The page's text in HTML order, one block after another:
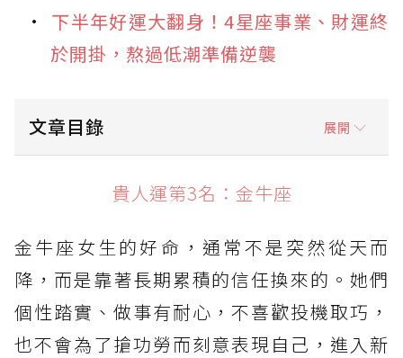
下半年好運大翻身！4星座事業、財運終
於開掛，熬過低潮準備逆襲
文章目錄 展開
貴人運第3名：金牛座
貴人運第1名：天秤座
貴人運第3名：金牛座
金牛座女生的好命，通常不是突然從天而
降，而是靠著長期累積的信任換來的。她們
個性踏實、做事有耐心，不喜歡投機取巧，
也不會為了搶功勞而刻意表現自己，進入新